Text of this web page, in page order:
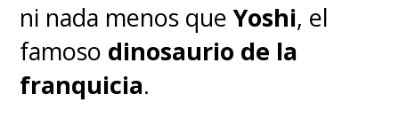
ni nada menos queYoshi, el
famoso dinosaurio de la
franquicia.